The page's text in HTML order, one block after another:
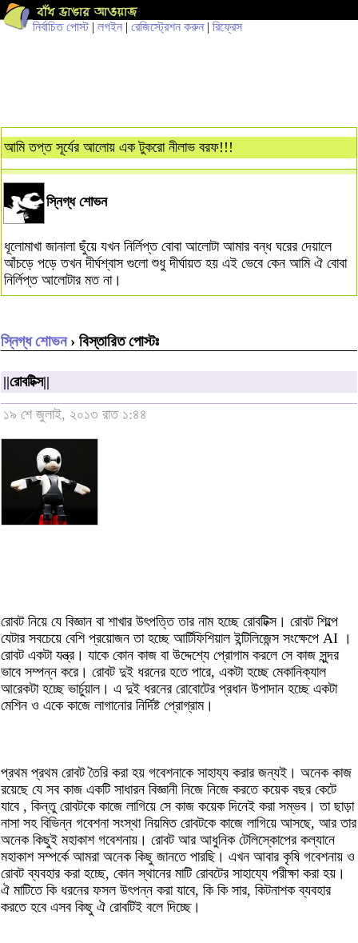
নির্বাচিত পোস্ট| লগইন | রেজিস্ট্রেশন করুন | রিফ্রেস
আমি তপ্ত সূর্যের আলোয় এক টুকরো নীলাভ বরফ!!!
স্নিগ্ধ শোভন
ধূলোমাখা জানালা ছুঁয়ে যখন নির্লিপ্ত বোবা আলোটা আমার বন্ধ ঘরের দেয়ালে
আঁচড়ে পড়ে তখন দীর্ঘশ্বাস গুলো শুধু দীর্ঘায়ত হয় এই ভেবে কেন আমি ঐ বোবা
নির্লিপ্ত আলোটার মত না।
স্নিগ্ধ শোভন› বিস্তারিত পোস্টঃ
||রোবটিক্স||
১৯ শে জুলাই, ২০১৩ রাত ১:৪৪
রোবট নিয়ে যে বিজ্ঞান বা শাখার উৎপত্তি তার নাম হচ্ছে রোবটিক্স। রোবট শিল্পে
যেটার সবচেয়ে বেশি প্রয়োজন তা হচ্ছে আর্টিফিশিয়াল ইন্টিলিজেন্স সংক্ষেপে AI ।
রোবট একটা যন্ত্র। যাকে কোন কাজ বা উদ্দেশ্যে প্রোগাম করলে সে কাজ সুন্দর
ভাবে সম্পন্ন করে। রোবট দুই ধরনের হতে পারে, একটা হচ্ছে মেকানিক্যাল
আরেকটা হচ্ছে ভার্চুয়াল। এ দুই ধরনের রোবোটের প্রধান উপাদান হচ্ছে একটা
মেশিন ও একে কাজে লাগানোর নির্দিষ্ট প্রোগ্রাম।
প্রথম প্রথম রোবট তৈরি করা হয় গবেশনাকে সাহায্য করার জন্যই। অনেক কাজ
রয়েছে যে সব কাজ একটি সাধারন বিজ্ঞানী নিজে নিজে করতে কয়েক বছর কেটে
যাবে , কিন্তু রোবটকে কাজে লাগিয়ে সে কাজ কয়েক দিনেই করা সম্ভব। তা ছাড়া
নাসা সহ বিভিন্ন গবেশনা সংস্থা নিয়মিত রোবটকে কাজে লাগিয়ে আসছে, আর তার
অনেক কিছুই মহাকাশ গবেশনায়। রোবট আর আধুনিক টেলিস্কোপের কল্যানে
মহাকাশ সম্পর্কে আমরা অনেক কিছু জানতে পারছি। এখন আবার কৃষি গবেশনায় ও
রোবট ব্যবহার করা হচ্ছে, কোন স্থানের মাটি রোবটের সাহায্যে পরীক্ষা করা হয়।
ঐ মাটিতে কি ধরনের ফসল উৎপন্ন করা যাবে, কি কি সার, কিটনাশক ব্যবহার
করতে হবে এসব কিছু ঐ রোবটিই বলে দিচ্ছে।